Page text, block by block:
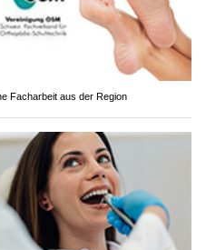
Facharbeit aus der Region